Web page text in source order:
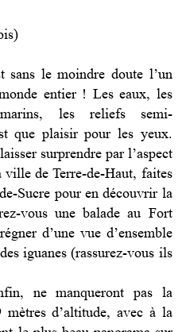
sans le moindre doute l’un
entier ! Les eaux, les
les reliefs semi-
que plaisir pour les yeux.
surprendre par l’aspect
ville de Terre-de-Haut, faites
Sucre pour en découvrir la
vous une balade au Fort
d’une vue d’ensemble
iguanes (rassurez-vous ils
ne manqueront pas la
mètres d’altitude, avec à la